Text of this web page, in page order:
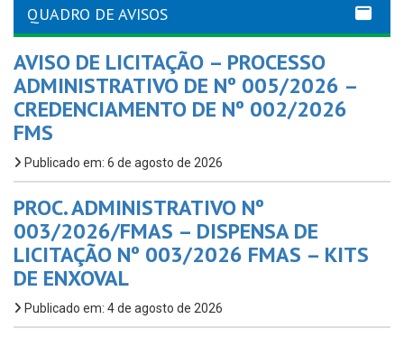
QUADRO DE AVISOS
AVISO DE LICITAÇÃO – PROCESSO
ADMINISTRATIVO DE Nº 005/2026 –
CREDENCIAMENTO DE Nº 002/2026
FMS
Publicado em: 6 de agosto de 2026
PROC. ADMINISTRATIVO Nº
003/2026/FMAS – DISPENSA DE
LICITAÇÃO Nº 003/2026 FMAS – KITS
DE ENXOVAL
Publicado em: 4 de agosto de 2026